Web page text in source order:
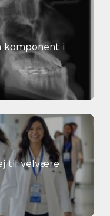
komponent i
til velvære